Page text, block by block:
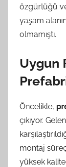
özgürlüğü
yaşam
olmamıştı.
Uygun
Öncelikle,
çıkıyor.
montaj
yüksek